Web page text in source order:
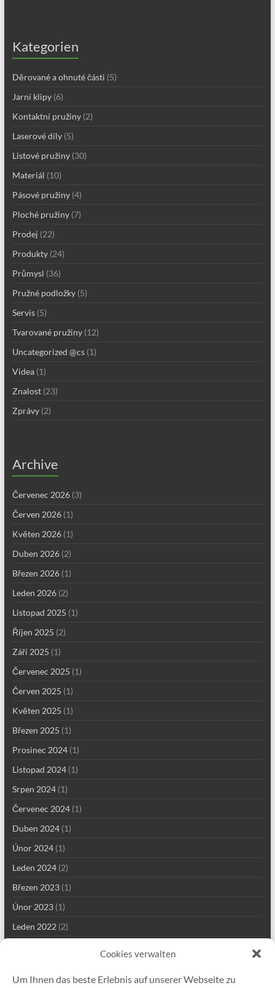
Cookies verwalten
Um Ihnen das beste Erlebnis auf unserer Webseite zu
Kategorien
Děrované a ohnuté části (5)
Jarní klipy(6)
Kontaktní pružiny(2)
Laserové díly(5)
Listové pružiny(30)
Materiál (10)
Pásové pružiny(4)
Ploché pružiny(7)
Prodej (22)
Produkty(24)
Průmysl (36)
Pružné podložky(5)
Servis(5)
Tvarované pružiny(12)
Uncategorized @cs(1)
Videa(1)
Znalost(23)
Zprávy(2)
Archive
Červenec 2026(3)
Červen 2026(1)
Květen 2026(1)
Duben 2026(2)
Březen 2026(1)
Leden 2026(2)
Listopad 2025 (1)
Říjen 2025 (2)
Září 2025 (1)
Červenec 2025 (1)
Červen 2025 (1)
Květen 2025 (1)
Březen 2025 (1)
Prosinec 2024(1)
Listopad 2024(1)
Srpen 2024(1)
Červenec 2024(1)
Duben 2024(1)
Únor 2024(1)
Leden 2024(2)
Březen 2023(1)
Únor 2023(1)
Leden 2022(2)
Srpen 2021 (4)